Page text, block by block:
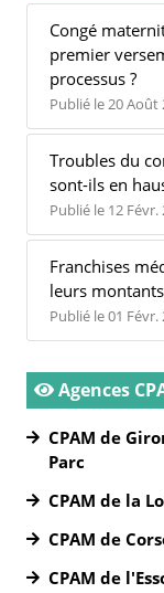
Congé
premier
processus ?
Publié le 20 Août
Troubles du
sont-ils en
Publié le 12 Févr.
Franchises
leurs
Publié le 01 Févr.
Agences
CPAM de
Parc
CPAM de la
CPAM de
CPAM de